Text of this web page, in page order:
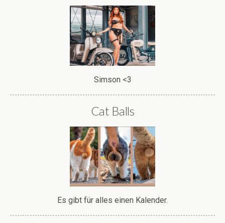
Simson <3
Cat Balls
Es gibt für alles einen Kalender.